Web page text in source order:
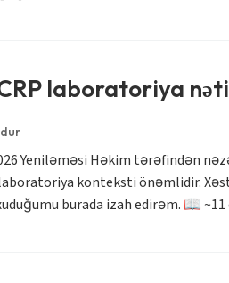
laboratoriya
Yeniləməsi Həkim tərəfindən
konteksti önəmlidir.
burada izah edirəm. 📖